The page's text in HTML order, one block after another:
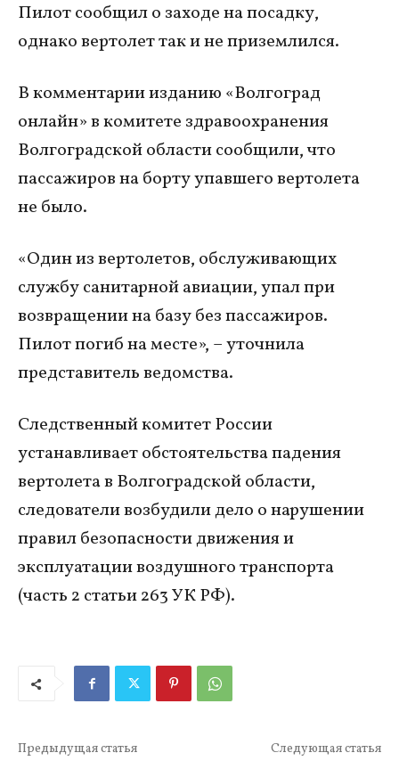
Пилот сообщил о заходе на посадку,
однако вертолет так и не приземлился.
В комментарии изданию «Волгоград
онлайн» в комитете здравоохранения
Волгоградской области сообщили, что
пассажиров на борту упавшего вертолета
не было.
«Один из вертолетов, обслуживающих
службу санитарной авиации, упал при
возвращении на базу без пассажиров.
Пилот погиб на месте», – уточнила
представитель ведомства.
Следственный комитет России
устанавливает обстоятельства падения
вертолета в Волгоградской области,
следователи возбудили дело о нарушении
правил безопасности движения и
эксплуатации воздушного транспорта
(часть 2 статьи 263 УК РФ).
Предыдущая статья Следующая статья